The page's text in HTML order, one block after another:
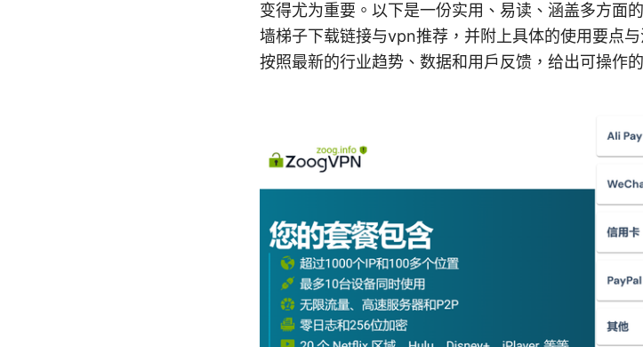
变得尤为重要。以下是一份实用、易读、涵盖多方面
墙梯子下载链接与vpn推荐，并附上具体的使用要点
按照最新的行业趋势、数据和用户反馈，给出可操作